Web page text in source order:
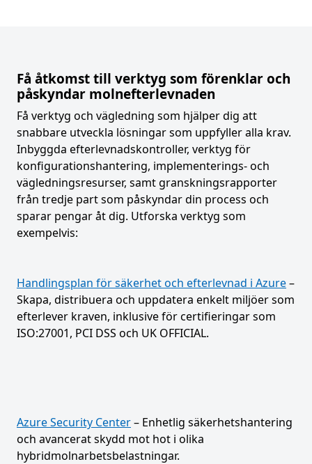
Få åtkomst till verktyg som förenklar och
påskyndar molnefterlevnaden
Få verktyg och vägledning som hjälper dig att
snabbare utveckla lösningar som uppfyller alla krav.
Inbyggda efterlevnadskontroller, verktyg för
konfigurationshantering, implementerings- och
vägledningsresurser, samt granskningsrapporter
från tredje part som påskyndar din process och
sparar pengar åt dig. Utforska verktyg som
exempelvis:
Handlingsplan för säkerhet och efterlevnad i Azure–
Skapa, distribuera och uppdatera enkelt miljöer som
efterlever kraven, inklusive för certifieringar som
ISO:27001, PCI DSS och UK OFFICIAL.
Azure Security Center– Enhetlig säkerhetshantering
och avancerat skydd mot hot i olika
hybridmolnarbetsbelastningar.